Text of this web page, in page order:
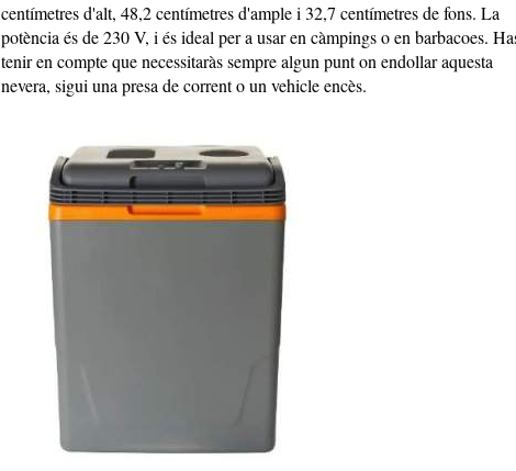
centímetres d'alt, 48,2 centímetres d'ample i 32,7 centímetres de fons. La
potència és de 230 V, i és ideal per a usar en càmpings o en barbacoes.
tenir en compte que necessitaràs sempre algun punt on endollar aquesta
nevera, sigui una presa de corrent o un vehicle encès.